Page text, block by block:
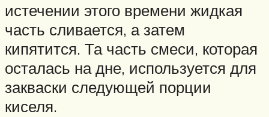
истечении этого времени жидкая
часть сливается, а затем
кипятится. Та часть смеси, которая
осталась на дне, используется для
закваски следующей порции
киселя.